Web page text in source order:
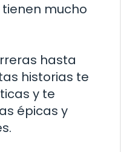
mucho
hasta
historias te
y te
épicas y